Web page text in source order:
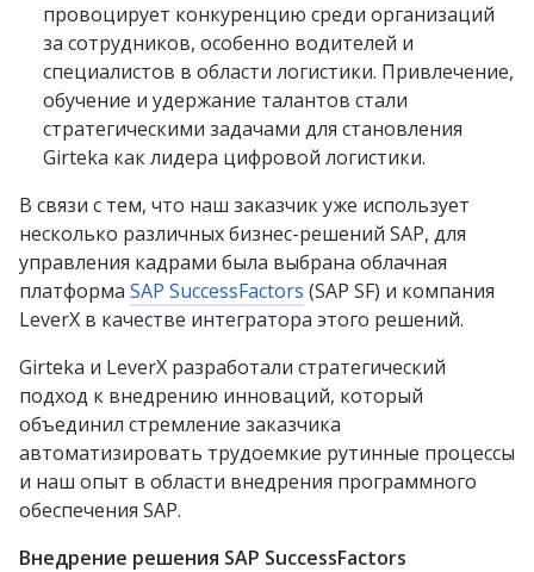
провоцирует конкуренцию среди организаций
за сотрудников, особенно водителей и
специалистов в области логистики. Привлечение,
обучение и удержание талантов стали
стратегическими задачами для становления
Girteka как лидера цифровой логистики.
В связи с тем, что наш заказчик уже использует
несколько различных бизнес-решений SAP, для
управления кадрами была выбрана облачная
платформа SAP SuccessFactors (SAP SF) и компания
LeverX в качестве интегратора этого решений.
Girteka и LeverX разработали стратегический
подход к внедрению инноваций, который
объединил стремление заказчика
автоматизировать трудоемкие рутинные процессы
и наш опыт в области внедрения программного
обеспечения SAP.
Внедрение решения SAP SuccessFactors